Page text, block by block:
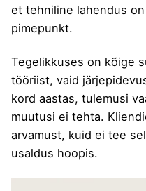
et tehniline lahendus
pimepunkt.
Tegelikkuses on kõige
tööriist, vaid
kord aastas, tulemusi
muutusi ei tehta.
arvamust, kuid ei tee
usaldus hoopis.